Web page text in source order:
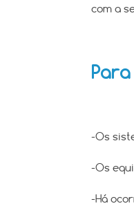
com a
-Os
-Os
-Há